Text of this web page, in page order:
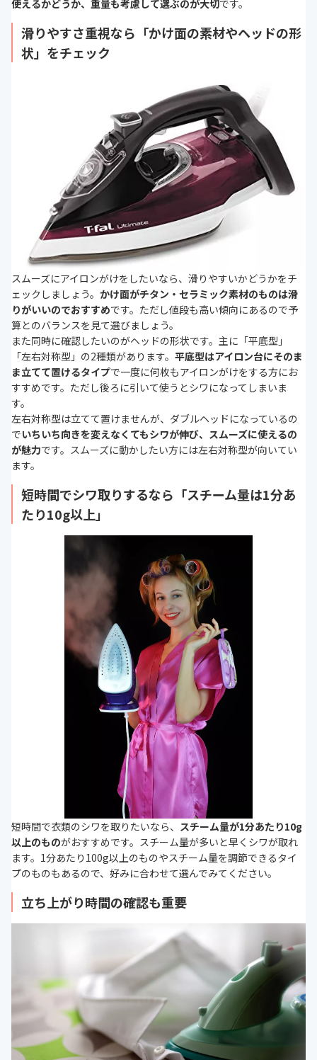
使えるかどうか、重量も考慮して選ぶのが大切です。
滑りやすさ重視なら「かけ面の素材やヘッドの形
状」をチェック
スムーズにアイロンがけをしたいなら、滑りやすいかどうかをチ
ェックしましょう。 かけ面がチタン・セラミック素材のものは滑
りがいいのでおすすめです。ただし値段も高い傾向にあるので予
算とのバランスを見て選びましょう。
また同時に確認したいのがヘッドの形状です。主に「平底型」
「左右対称型」の2種類があります。 平底型はアイロン台にそのま
ま立てて置けるタイプで一度に何枚もアイロンがけをする方にお
すすめです。ただし後ろに引いて使うとシワになってしまいま
す。
左右対称型は立てて置けませんが、ダブルヘッドになっているの
でいちいち向きを変えなくてもシワが伸び、スムーズに使えるの
が魅力です。スムーズに動かしたい方には左右対称型が向いてい
ます。
短時間でシワ取りするなら「スチーム量は1分あ
たり10g以上」
短時間で衣類のシワを取りたいなら、 スチーム量が1分あたり10g
以上のものがおすすめです。スチーム量が多いと早くシワが取れ
ます。1分あたり 100g以上のものやスチーム量を調節できるタイ
プのものもあるので、好みに合わせて選んでみてください。
立ち上がり時間の確認も重要